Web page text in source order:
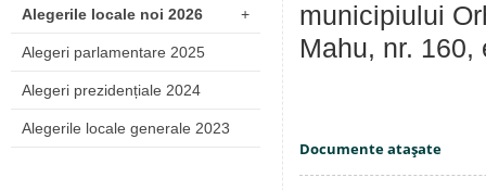
Alegerile locale noi 2026 +
Alegeri parlamentare 2025
Alegeri prezidențiale 2024
Alegerile locale generale 2023
municipiului
Mahu, nr. 160,
Documente ataşate